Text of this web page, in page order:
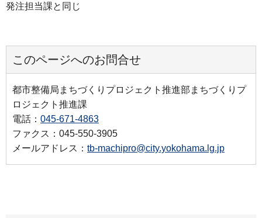
発注担当課と同じ
このページへのお問合せ
都市整備局まちづくりプロジェクト推進部まちづくりプ
ロジェクト推進課
電話： 045-671-4863
ファクス：045-550-3905
メールアドレス： tb-machipro@city.yokohama.lg.jp